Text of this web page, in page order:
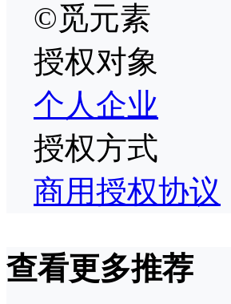
©觅元素
授权对象
个人企业
授权方式
商用授权协议
查看更多推荐